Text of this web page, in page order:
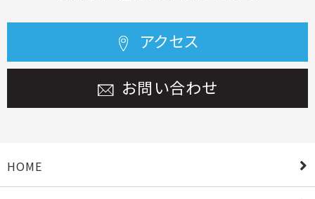
アクセス
お問い合わせ
HOME